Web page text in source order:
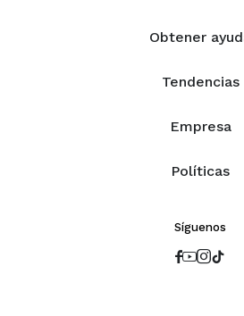
Obtener
Tendencias
Empresa
Políticas
Síguenos
